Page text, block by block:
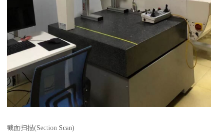
截面扫描(Section Scan)